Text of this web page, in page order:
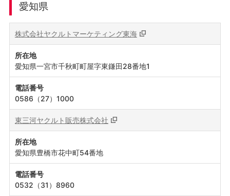
愛知県
株式会社ヤクルトマーケティング東海
所在地
愛知県一宮市千秋町町屋字東鎌田28番地1
電話番号
0586（27）1000
東三河ヤクルト販売株式会社
所在地
愛知県豊橋市花中町54番地
電話番号
0532（31）8960